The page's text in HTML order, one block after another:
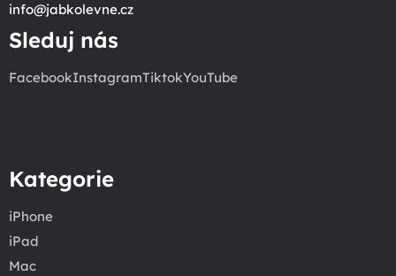
info@jabkolevne.cz
Sleduj nás
FacebookInstagramTiktokYouTube
Kategorie
iPhone
iPad
Mac